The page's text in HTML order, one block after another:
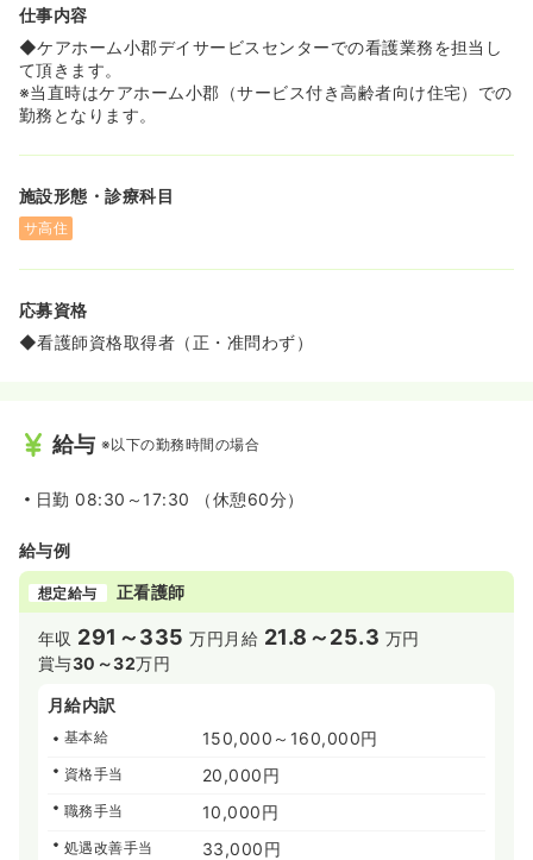
仕事内容
◆ケアホーム小郡デイサービスセンターでの看護業務を担当し
て頂きます。
※当直時はケアホーム小郡（サービス付き高齢者向け住宅）での
勤務となります。
施設形態・診療科目
サ高住
応募資格
◆看護師資格取得者（正・准問わず）
給与 ※以下の勤務時間の場合
日勤 08:30～17:30 （休憩60分）
給与例
想定給与 正看護師
年収 291～335 万円 月給 21.8～25.3 万円
賞与30～32万円
月給内訳
基本給 150,000～160,000円
資格手当 20,000円
職務手当 10,000円
処遇改善手当 33,000円